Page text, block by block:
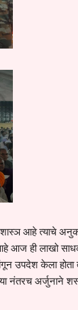
शास्ञ आहे त्याचे
आहे आज ही लाखो
उपदेश केला होता
नंतरच अर्जुनाने